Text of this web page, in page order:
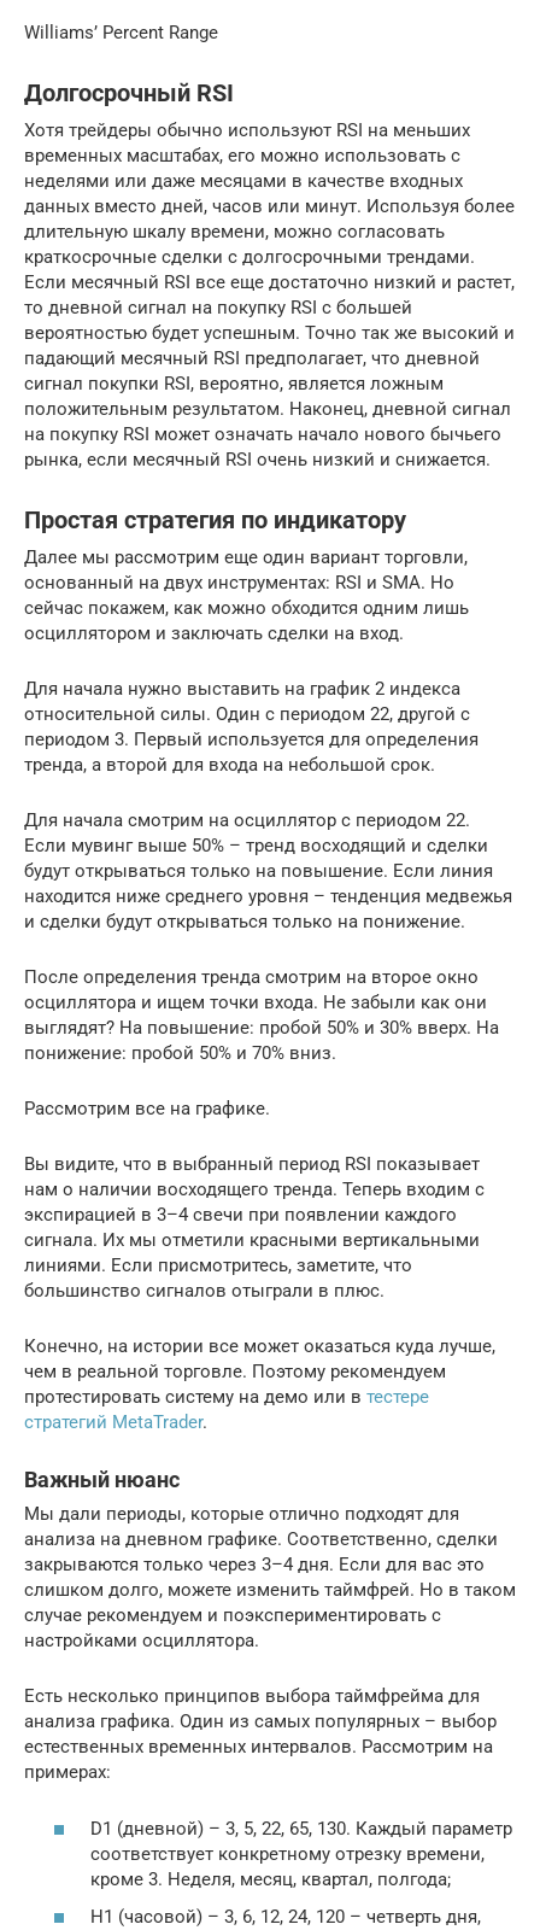
Williams’ Percent Range
Долгосрочный RSI
Хотя трейдеры обычно используют RSI на меньших
временных масштабах, его можно использовать с
неделями или даже месяцами в качестве входных
данных вместо дней, часов или минут. Используя более
длительную шкалу времени, можно согласовать
краткосрочные сделки с долгосрочными трендами.
Если месячный RSI все еще достаточно низкий и растет,
то дневной сигнал на покупку RSI с большей
вероятностью будет успешным. Точно так же высокий и
падающий месячный RSI предполагает, что дневной
сигнал покупки RSI, вероятно, является ложным
положительным результатом. Наконец, дневной сигнал
на покупку RSI может означать начало нового бычьего
рынка, если месячный RSI очень низкий и снижается.
Простая стратегия по индикатору
Далее мы рассмотрим еще один вариант торговли,
основанный на двух инструментах: RSI и SMA. Но
сейчас покажем, как можно обходится одним лишь
осциллятором и заключать сделки на вход.
Для начала нужно выставить на график 2 индекса
относительной силы. Один с периодом 22, другой с
периодом 3. Первый используется для определения
тренда, а второй для входа на небольшой срок.
Для начала смотрим на осциллятор с периодом 22.
Если мувинг выше 50% – тренд восходящий и сделки
будут открываться только на повышение. Если линия
находится ниже среднего уровня – тенденция медвежья
и сделки будут открываться только на понижение.
После определения тренда смотрим на второе окно
осциллятора и ищем точки входа. Не забыли как они
выглядят? На повышение: пробой 50% и 30% вверх. На
понижение: пробой 50% и 70% вниз.
Рассмотрим все на графике.
Вы видите, что в выбранный период RSI показывает
нам о наличии восходящего тренда. Теперь входим с
экспирацией в 3–4 свечи при появлении каждого
сигнала. Их мы отметили красными вертикальными
линиями. Если присмотритесь, заметите, что
большинство сигналов отыграли в плюс.
Конечно, на истории все может оказаться куда лучше,
чем в реальной торговле. Поэтому рекомендуем
протестировать систему на демо или в тестере
стратегий MetaTrader.
Важный нюанс
Мы дали периоды, которые отлично подходят для
анализа на дневном графике. Соответственно, сделки
закрываются только через 3–4 дня. Если для вас это
слишком долго, можете изменить таймфрей. Но в таком
случае рекомендуем и поэкспериментировать с
настройками осциллятора.
Есть несколько принципов выбора таймфрейма для
анализа графика. Один из самых популярных – выбор
естественных временных интервалов. Рассмотрим на
примерах:
D1 (дневной) – 3, 5, 22, 65, 130. Каждый параметр
соответствует конкретному отрезку времени,
кроме 3. Неделя, месяц, квартал, полгода;
H1 (часовой) – 3, 6, 12, 24, 120 – четверть дня,